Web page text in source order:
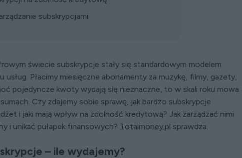
subskrypcjami
świecie subskrypcje stały się standardowym modelem
usług. Płacimy miesięczne abonamenty za muzykę, filmy, gazety,
pojedyncze kwoty wydają się nieznaczne, to w skali roku mowa
Czy zdajemy sobie sprawę, jak bardzo subskrypcje
i jaki mają wpływ na zdolność kredytową? Jak zarządzać nimi
i unikać pułapek finansowych? Totalmoney.pl sprawdza.
– ile wydajemy?